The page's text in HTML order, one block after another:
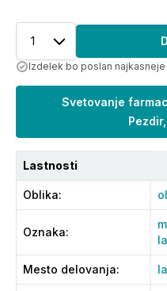
1
Izdelek bo poslan
Svetovanje
Lastnosti
Oblika:
Oznaka:
Mesto delovanja: